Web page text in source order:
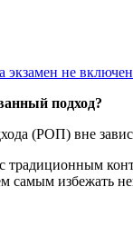
не
подход?
(РОП) вне
самым избежать